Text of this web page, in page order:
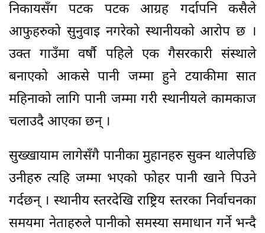
निकायसँग पटक पटक आग्रह गर्दापनि कसैले
आफुहरुको सुनुवाइ नगरेको स्थानीयको आरोप छ ।
उक्त गाउँमा वर्षौ पहिले एक गैसरकारी संस्थाले
बनाएको आकसे पानी जम्मा हुने टयाकीमा सात
महिनाको लागि पानी जम्मा गरी स्थानीयले कामकाज
चलाउदै आएका छन् ।
सुख्खायाम लागेसँगै पानीका मुहानहरु सुक्न थालेपछि
उनीहरु त्यहि जम्मा भएको फोहर पानी खाने पिउने
गर्दछन् । स्थानीय स्तरदेखि राष्ट्रिय स्तरका निर्वाचनका
समयमा नेताहरुले पानीको समस्या समाधान गर्ने भन्दै